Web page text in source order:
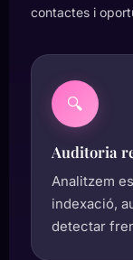
contactes i
🔍
Auditoria
Analitzem
indexació,
detectar